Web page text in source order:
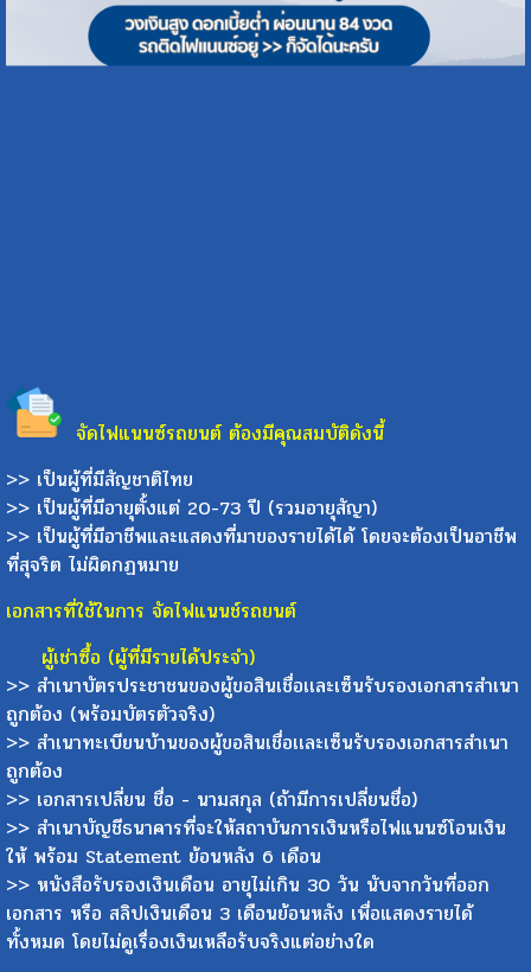
จัดไฟแนนซ์รถยนต์ ต้องมีคุณสมบัติดังนี้
>> เป็นผู้ที่มีสัญชาติไทย
>> เป็นผู้ที่มีอายุตั้งแต่ 20-73 ปี (รวมอายุสัญา)
>> เป็นผู้ที่มีอาชีพและแสดงที่มาของรายได้ได้ โดยจะต้องเป็นอาชีพ
ที่สุจริต ไม่ผิดกฏหมาย
เอกสารที่ใช้ในการ จัดไฟแนนช์รถยนต์
ผู้เช่าซื้อ (ผู้ที่มีรายได้ประจำ)
>> สำเนาบัตรประชาชนของผู้ขอสินเชื่อเเละเซ็นรับรองเอกสารสำเนา
ถูกต้อง (พร้อมบัตรตัวจริง)
>> สำเนาทะเบียนบ้านของผู้ขอสินเชื่อเเละเซ็นรับรองเอกสารสำเนา
ถูกต้อง
>> เอกสารเปลี่ยน ชื่อ - นามสกุล (ถ้ามีการเปลี่ยนชื่อ)
>> สำเนาบัญชีธนาคารที่จะให้สถาบันการเงินหรือไฟแนนซ์โอนเงิน
ให้ พร้อม Statement ย้อนหลัง 6 เดือน
>> หนังสือรับรองเงินเดือน อายุไม่เกิน 30 วัน นับจากวันที่ออก
เอกสาร หรือ สลิปเงินเดือน 3 เดือนย้อนหลัง เพื่อแสดงรายได้
ทั้งหมด โดยไม่ดูเรื่องเงินเหลือรับจริงแต่อย่างใด